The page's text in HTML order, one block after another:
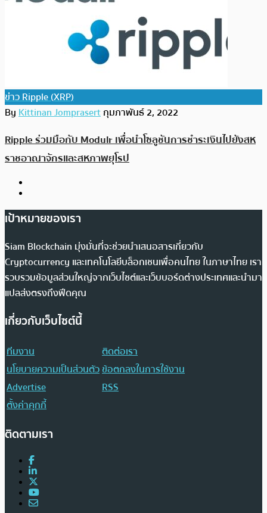
ข่าว Ripple (XRP)
ByKittinan Jomprasertกุมภาพันธ์ 2, 2022
Ripple ร่วมมือกับ Modulr เพื่อนำโซลูชันการชำระเงินไปยังสห
ราชอาณาจักรและสหภาพยุโรป
เป้าหมายของเรา
Siam Blockchain มุ่งมั่นที่จะช่วยนำเสนอสารเกี่ยวกับ
Cryptocurrency และเทคโนโลยีบล็อกเชนเพื่อคนไทย ในภาษาไทย เรา
รวบรวมข้อมูลส่วนใหญ่จากเว็บไซต์และเว็บบอร์ดต่างประเทศและนำมา
แปลส่งตรงถึงฟีดคุณ
เกี่ยวกับเว็บไซต์นี้
ทีมงาน
ติดต่อเรา
นโยบายความเป็นส่วนตัวข้อตกลงในการใช้งาน
Advertise
RSS
ตั้งค่าคุกกี้
ติดตามเรา